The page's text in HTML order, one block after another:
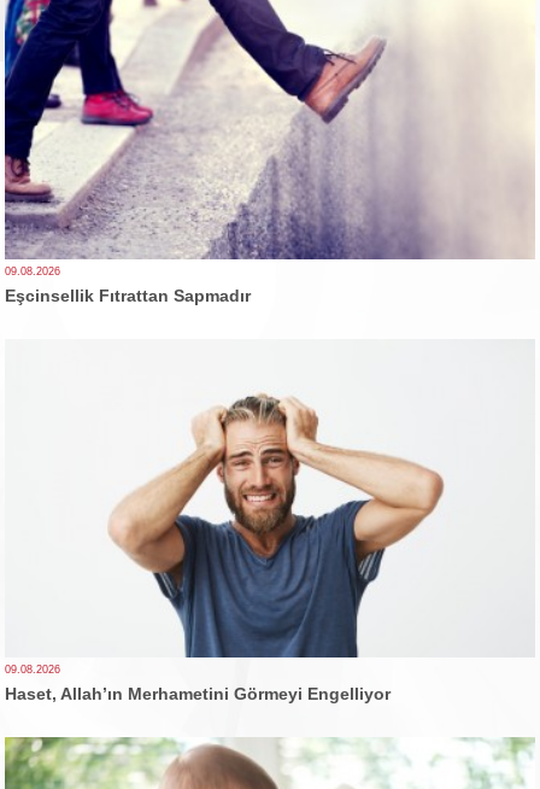
09.08.2026
Eşcinsellik Fıtrattan Sapmadır
09.08.2026
Haset, Allah’ın Merhametini Görmeyi Engelliyor